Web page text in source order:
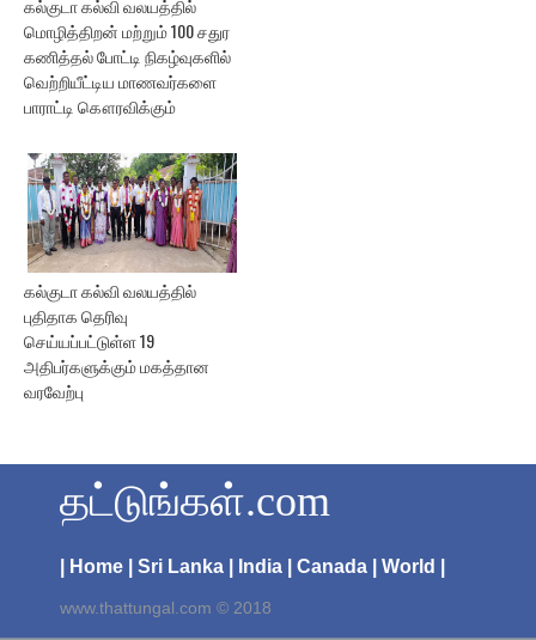
கல்குடா கல்வி வலயத்தில்
மொழித்திறன் மற்றும் 100 சதுர
கணித்தல் போட்டி நிகழ்வுகளில்
வெற்றியீட்டிய மாணவர்களை
பாராட்டி கௌரவிக்கும்
கல்குடா கல்வி வலயத்தில்
புதிதாக தெரிவு
செய்யப்பட்டுள்ள 19
அதிபர்களுக்கும் மகத்தான
வரவேற்பு
தட்டுங்கள்.com
| Home | Sri Lanka | India | Canada | World |
www.thattungal.com © 2018